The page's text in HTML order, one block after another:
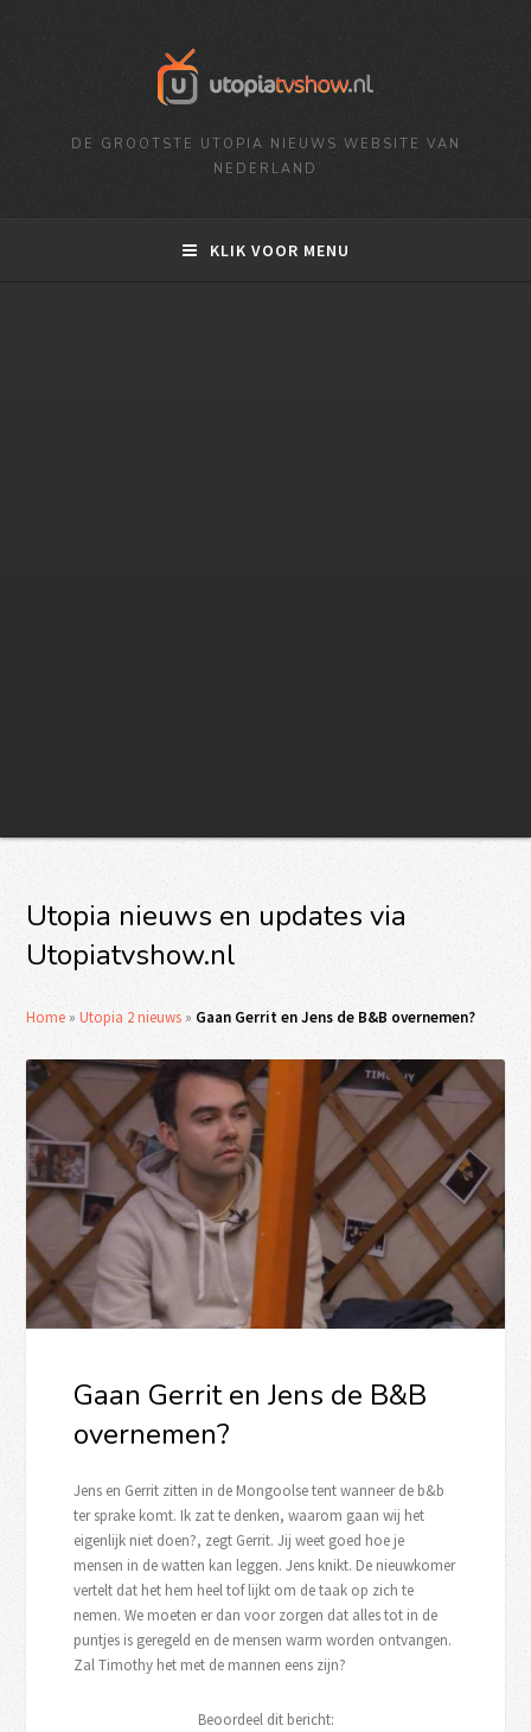
DE GROOTSTE UTOPIA NIEUWS WEBSITE VAN
NEDERLAND
KLIK VOOR MENU
Utopia nieuws en updates via
Utopiatvshow.nl
Home »Utopia 2 nieuws » Gaan Gerrit en Jens de B&B overnemen?
Gaan Gerrit en Jens de B&B
overnemen?
Jens en Gerrit zitten in de Mongoolse tent wanneer de b&b
ter sprake komt. Ik zat te denken, waarom gaan wij het
eigenlijk niet doen?, zegt Gerrit. Jij weet goed hoe je
mensen in de watten kan leggen. Jens knikt. De nieuwkomer
vertelt dat het hem heel tof lijkt om de taak op zich te
nemen. We moeten er dan voor zorgen dat alles tot in de
puntjes is geregeld en de mensen warm worden ontvangen.
Zal Timothy het met de mannen eens zijn?
Beoordeel dit bericht: